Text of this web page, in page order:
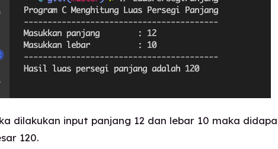
dilakukan input panjang 12 dan lebar 10 maka
120.